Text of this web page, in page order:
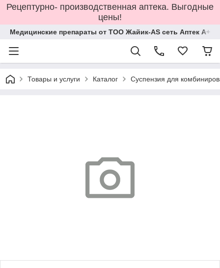
Рецептурно- производственная аптека. Выгодные
цены!
Медицинские препараты от ТОО Жайик-AS сеть Аптек А+
Товары и услуги Каталог Суспензия для